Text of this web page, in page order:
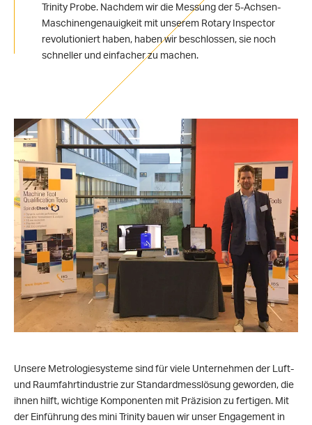
Trinity Probe. Nachdem wir die Messung der 5-Achsen-
Maschinengenauigkeit mit unserem Rotary Inspector
revolutioniert haben, haben wir beschlossen, sie noch
schneller und einfacher zu machen.
Unsere Metrologiesysteme sind für viele Unternehmen der Luft-
und Raumfahrtindustrie zur Standardmesslösung geworden, die
ihnen hilft, wichtige Komponenten mit Präzision zu fertigen. Mit
der Einführung des mini Trinity bauen wir unser Engagement in